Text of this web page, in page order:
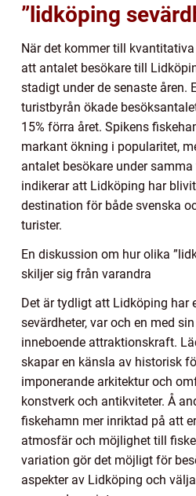
”lidköping
När det kommer till
att antalet besökare till
stadigt under de senaste åren.
turistbyrån ökade
15% förra året. Spikens
markant ökning i popularitet,
antalet besökare under
indikerar att Lidköping har
destination för både svenska
turister.
En diskussion om hur olika
skiljer sig från varandra
Det är tydligt att Lidköping har
sevärdheter, var och en med
inneboende attraktionskraft.
skapar en känsla av historisk
imponerande arkitektur och
konstverk och antikviteter. Å
fiskehamn mer inriktad på att
atmosfär och möjlighet till
variation gör det möjligt för
aspekter av Lidköping och